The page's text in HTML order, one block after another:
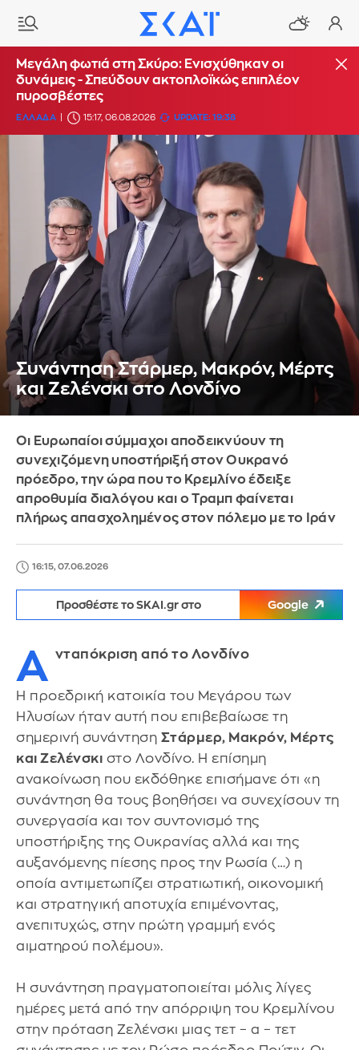
Μεγάλη φωτιά στη Σκύρο: Ενισχύθηκαν οι
δυνάμεις - Σπεύδουν ακτοπλοϊκώς επιπλέον
πυροσβέστες
ΕΛΛΑΔΑ 15:17, 06.08.2026 UPDATE: 19:38
Συνάντηση Στάρμερ, Μακρόν, Μέρτς
και Ζελένσκι στο Λονδίνο
Οι Ευρωπαίοι σύμμαχοι αποδεικνύουν τη
συνεχιζόμενη υποστήριξή στον Ουκρανό
πρόεδρο, την ώρα που το Κρεμλίνο έδειξε
απροθυμία διαλόγου και ο Τραμπ φαίνεται
πλήρως απασχολημένος στον πόλεμο με το Ιράν
16:15, 07.06.2026
Προσθέστε το SKAI.gr στο Google
Α νταπόκριση από το Λονδίνο
Η προεδρική κατοικία του Μεγάρου των
Ηλυσίων ήταν αυτή που επιβεβαίωσε τη
σημερινή συνάντηση Στάρμερ, Μακρόν, Μέρτς
και Ζελένσκι στο Λονδίνο. Η επίσημη
ανακοίνωση που εκδόθηκε επισήμανε ότι «η
συνάντηση θα τους βοηθήσει να συνεχίσουν τη
συνεργασία και τον συντονισμό της
υποστήριξης της Ουκρανίας αλλά και της
αυξανόμενης πίεσης προς την Ρωσία (…) η
οποία αντιμετωπίζει στρατιωτική, οικονομική
και στρατηγική αποτυχία επιμένοντας,
ανεπιτυχώς, στην πρώτη γραμμή ενός
αιματηρού πολέμου».
Η συνάντηση πραγματοποιείται μόλις λίγες
ημέρες μετά από την απόρριψη του Κρεμλίνου
στην πρόταση Ζελένσκι μιας τετ – α – τετ